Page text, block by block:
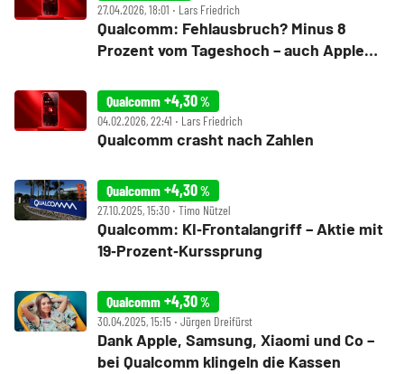
27.04.2026, 18:01 ‧ Lars Friedrich
Qualcomm: Fehlausbruch? Minus 8
Prozent vom Tageshoch – auch Apple
Qualcomm +4,30%
04.02.2026, 22:41 ‧ Lars Friedrich
Qualcomm crasht nach Zahlen
Qualcomm +4,30%
27.10.2025, 15:30 ‧ Timo Nützel
Qualcomm: KI‑Frontalangriff – Aktie mit
19‑Prozent‑Kurssprung
Qualcomm +4,30%
30.04.2025, 15:15 ‧ Jürgen Dreifürst
Dank Apple, Samsung, Xiaomi und Co –
bei Qualcomm klingeln die Kassen